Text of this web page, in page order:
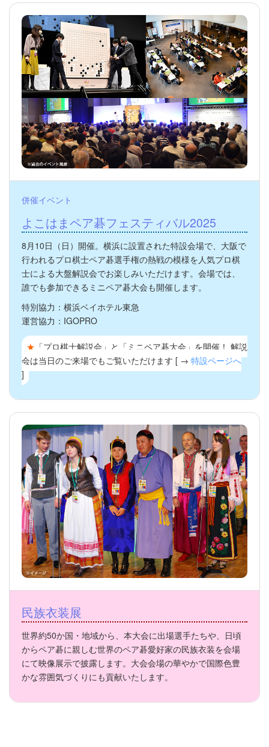
併催イベント
よこはまペア碁フェスティバル2025
8月10日（日）開催。横浜に設置された特設会場で、大阪で
行われるプロ棋士ペア碁選手権の熱戦の模様を人気プロ棋
士による大盤解説会でお楽しみいただけます。会場では、
誰でも参加できるミニペア碁大会も開催します。
特別協力：横浜ベイホテル東急
運営協力：IGOPRO
★ 「プロ棋士解説会」と「ミニペア碁大会」を開催！ 解説
会は当日のご来場でもご覧いただけます [ → 特設ページへ
]
民族衣装展
世界約50か国・地域から、本大会に出場選手たちや、日頃
からペア碁に親しむ世界のペア碁愛好家の民族衣装を会場
にて映像展示で披露します。大会会場の華やかで国際色豊
かな雰囲気づくりにも貢献いたします。